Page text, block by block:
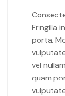
Fringilla
porta.
vel
quam